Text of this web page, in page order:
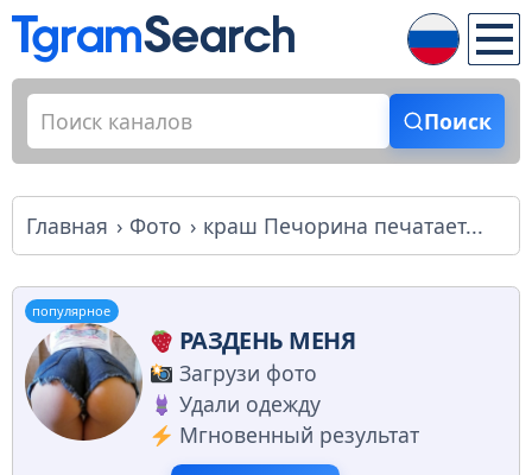
Поиск
Главная Фото краш Печорина печатает...
популярное
РАЗДЕНЬ МЕНЯ
Загрузи фото
Удали одежду
Мгновенный результат